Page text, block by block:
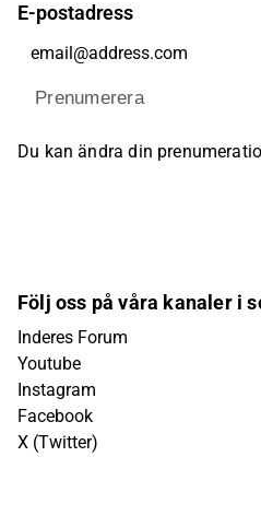
E-postadress
Prenumerera
Du kan ändra din
Följ oss på våra kanaler i
Inderes Forum
Youtube
Instagram
Facebook
X (Twitter)